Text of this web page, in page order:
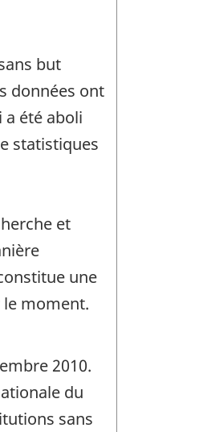
but
données ont
été aboli
statistiques
et
une
moment.
2010.
du
sans